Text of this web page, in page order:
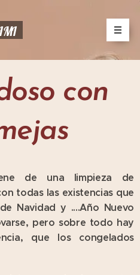
con
de una limpieza de
todas las existencias que
Navidad y ....Año Nuevo
pero sobre todo hay
que los congelados